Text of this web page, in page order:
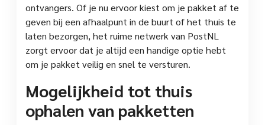
ontvangers. Of je nu ervoor kiest om je pakket af te
geven bij een afhaalpunt in de buurt of het thuis te
laten bezorgen, het ruime netwerk van PostNL
zorgt ervoor dat je altijd een handige optie hebt
om je pakket veilig en snel te versturen.
Mogelijkheid tot thuis
ophalen van pakketten